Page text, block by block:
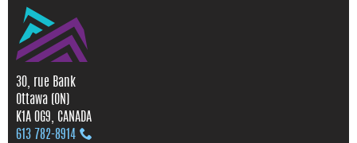
30, rue Bank
Ottawa (ON)
K1A 0G9, CANADA
613 782‑8914